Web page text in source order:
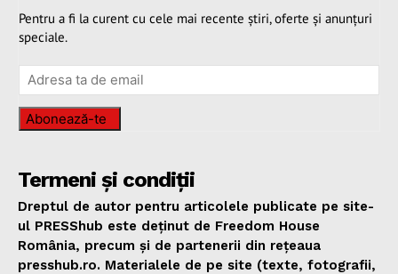
Pentru a fi la curent cu cele mai recente știri, oferte și anunțuri
speciale.
Abonează-te
Termeni și condiții
Dreptul de autor pentru articolele publicate pe site-
ul PRESShub este deținut de Freedom House
România, precum și de partenerii din rețeaua
presshub.ro. Materialele de pe site (texte, fotografii,